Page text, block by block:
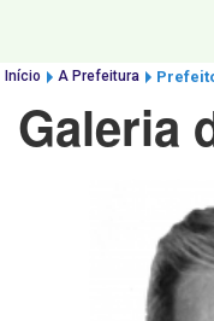
Início A Prefeitura
Galeria